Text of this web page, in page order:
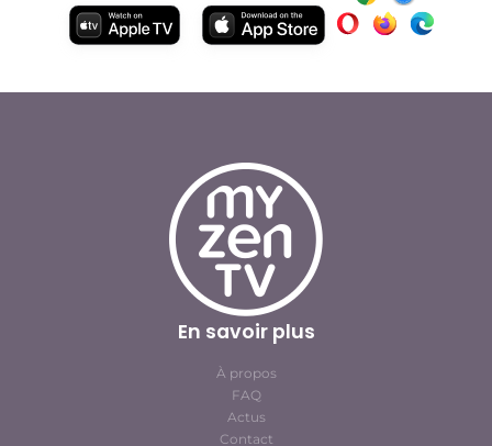
En savoir plus
À propos
FAQ
Actus
Contact